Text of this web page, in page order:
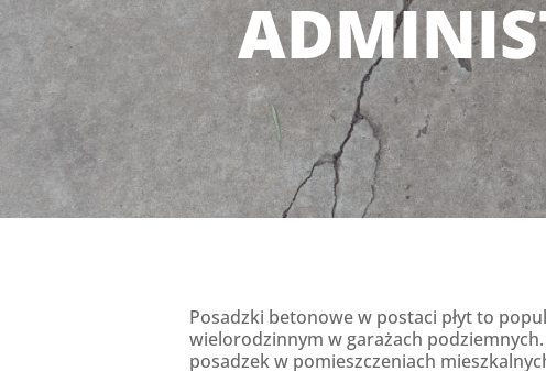
Posadzki betonowe w postaci płyt to
wielorodzinnym w garażach
posadzek w pomieszczeniach